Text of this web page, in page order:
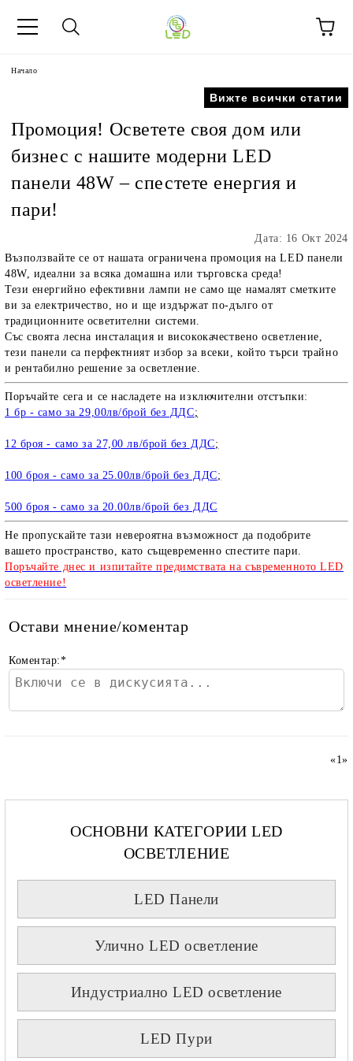
Начало
Вижте всички статии
Промоция! Осветете своя дом или
бизнес с нашите модерни LED
панели 48W – спестете енергия и
пари!
Дата: 16 Окт 2024
Възползвайте се от нашата ограничена промоция на LED панели
48W, идеални за всяка домашна или търговска среда!
Тези енергийно ефективни лампи не само ще намалят сметките
ви за електричество, но и ще издържат по-дълго от
традиционните осветителни системи.
Със своята лесна инсталация и висококачествено осветление,
тези панели са перфектният избор за всеки, който търси трайно
и рентабилно решение за осветление.
Поръчайте сега и се насладете на изключителни отстъпки:
1 бр - само за 29,00лв/брой без ДДС;
12 броя - само за 27,00 лв/брой без ДДС;
100 броя - само за 25.00лв/брой без ДДС;
500 броя - само за 20.00лв/брой без ДДС
Не пропускайте тази невероятна възможност да подобрите
вашето пространство, като същевременно спестите пари.
Поръчайте днес и изпитайте предимствата на съвременното LED
осветление!
Остави мнение/коментар
Коментар:*
«1»
ОСНОВНИ КАТЕГОРИИ LED
ОСВЕТЛЕНИЕ
LED Панели
Улично LED осветление
Индустриално LED осветление
LED Пури